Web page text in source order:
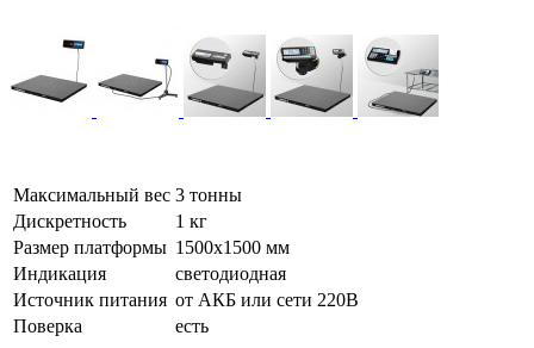
Максимальный вес 3 тонны
Дискретность
1 кг
Размер платформы 1500х1500 мм
Индикация
светодиодная
Источник питания от АКБ или сети 220В
Поверка
есть